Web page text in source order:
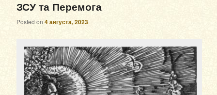
ЗСУ та Перемога
Posted on4 августа, 2023